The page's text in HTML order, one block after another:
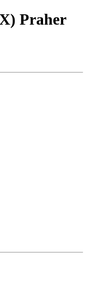
Praher